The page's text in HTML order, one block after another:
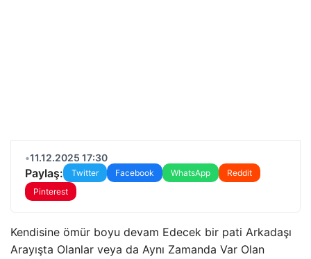
•11.12.2025 17:30
Paylaş: Twitter Facebook WhatsApp
Reddit
Pinterest
Kendisine ömür boyu devam Edecek bir pati Arkadaşı
Arayışta Olanlar veya da Aynı Zamanda Var Olan